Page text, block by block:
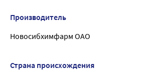
Производитель
Новосибхимфарм ОАО
Страна происхождения